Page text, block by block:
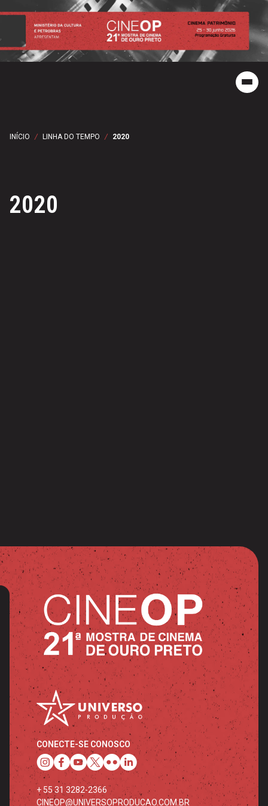
INÍCIO / LINHA DO TEMPO / 2020
2020
CONECTE-SE CONOSCO
+ 55 31 3282-2366
CINEOP@UNIVERSOPRODUCAO.COM.BR